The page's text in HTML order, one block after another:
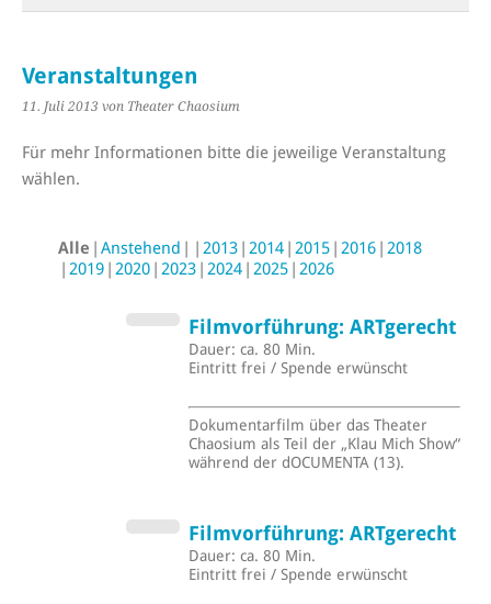
Veranstaltungen
11. Juli 2013 von Theater Chaosium
Für mehr Informationen bitte die jeweilige Veranstaltung
wählen.
Alle Anstehend 2013 2014 2015 2016 2018
2019 2020 2023 2024 2025 2026
Filmvorführung: ARTgerecht
Dauer: ca. 80 Min.
Eintritt frei / Spende erwünscht
Dokumentarfilm über das Theater
Chaosium als Teil der „Klau Mich Show“
während der dOCUMENTA (13).
Filmvorführung: ARTgerecht
Dauer: ca. 80 Min.
Eintritt frei / Spende erwünscht